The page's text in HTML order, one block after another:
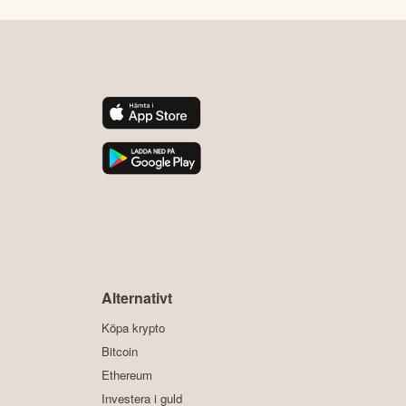
Alternativt
Köpa krypto
Bitcoin
Ethereum
Investera i guld